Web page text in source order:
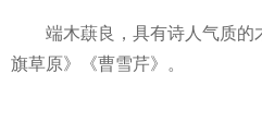
端木蕻良，具有诗人气质
旗草原》《曹雪芹》。